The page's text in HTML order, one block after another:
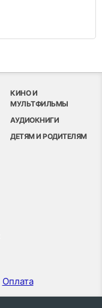
КИНО И
МУЛЬТФИЛЬМЫ
АУДИОКНИГИ
ДЕТЯМ И РОДИТЕЛЯМ
Оплата